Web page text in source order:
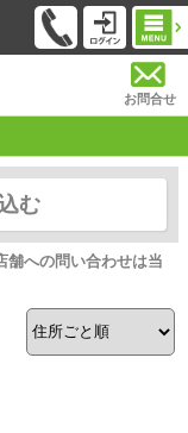
お問合せ
む
への問い合わせは当